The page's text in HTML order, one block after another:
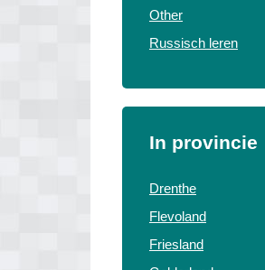
Other
Russisch leren
In provincie
Drenthe
Flevoland
Friesland